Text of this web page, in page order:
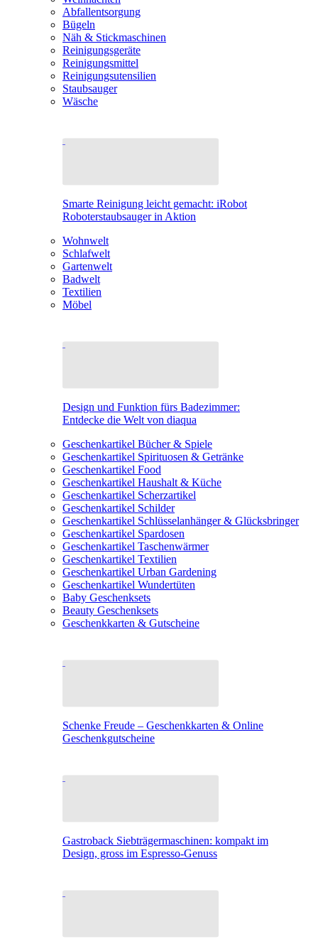
Abfallentsorgung
Bügeln
Näh & Stickmaschinen
Reinigungsgeräte
Reinigungsmittel
Reinigungsutensilien
Staubsauger
Wäsche
Smarte Reinigung leicht gemacht: iRobot
Roboterstaubsauger in Aktion
Wohnwelt
Schlafwelt
Gartenwelt
Badwelt
Textilien
Möbel
Design und Funktion fürs Badezimmer:
Entdecke die Welt von diaqua
Geschenkartikel Bücher & Spiele
Geschenkartikel Spirituosen & Getränke
Geschenkartikel Food
Geschenkartikel Haushalt & Küche
Geschenkartikel Scherzartikel
Geschenkartikel Schilder
Geschenkartikel Schlüsselanhänger & Glücksbringer
Geschenkartikel Spardosen
Geschenkartikel Taschenwärmer
Geschenkartikel Textilien
Geschenkartikel Urban Gardening
Geschenkartikel Wundertüten
Baby Geschenksets
Beauty Geschenksets
Geschenkkarten & Gutscheine
Schenke Freude – Geschenkkarten & Online
Geschenkgutscheine
Gastroback Siebträgermaschinen: kompakt im
Design, gross im Espresso-Genuss